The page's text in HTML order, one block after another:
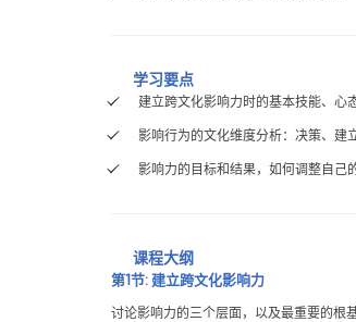
学习要点
建立跨文化影响力时的基本技能、心
影响行为的文化维度分析：决策、建
影响力的目标和结果，如何调整自己
课程大纲
第1节:建立跨文化影响力
讨论影响力的三个层面，以及最重要的根